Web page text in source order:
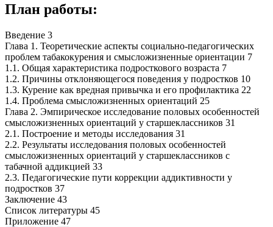
План работы:
Введение 3
Глава 1. Теоретические аспекты социально-педагогических
проблем табакокурения и смысложизненные ориентации 7
1.1. Общая характеристика подросткового возраста 7
1.2. Причины отклоняющегося поведения у подростков 10
1.3. Курение как вредная привычка и его профилактика 22
1.4. Проблема смысложизненных ориентаций 25
Глава 2. Эмпирическое исследование половых особенностей
смысложизненных ориентаций у старшеклассников 31
2.1. Построение и методы исследования 31
2.2. Результаты исследования половых особенностей
смысложизненных ориентаций у старшеклассников с
табачной аддикцией 33
2.3. Педагогические пути коррекции аддиктивности у
подростков 37
Заключение 43
Список литературы 45
Приложение 47